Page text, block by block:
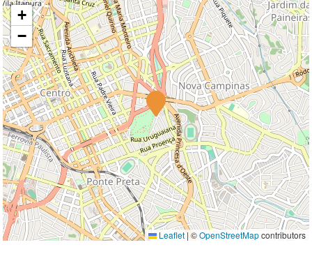
+
−
Leaflet|©OpenStreetMapcontributors